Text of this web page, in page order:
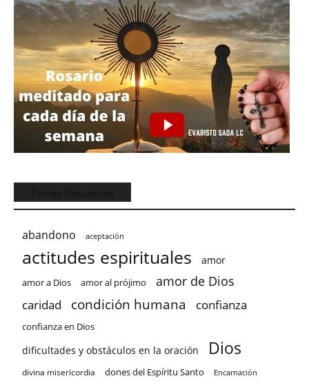
abandono aceptación
actitudes espirituales amor
amor a Dios amor al prójimo amor de Dios
caridad condición humana confianza
confianza en Dios
dificultades y obstáculos en la oración Dios
divina misericordia dones del Espíritu Santo Encarnación